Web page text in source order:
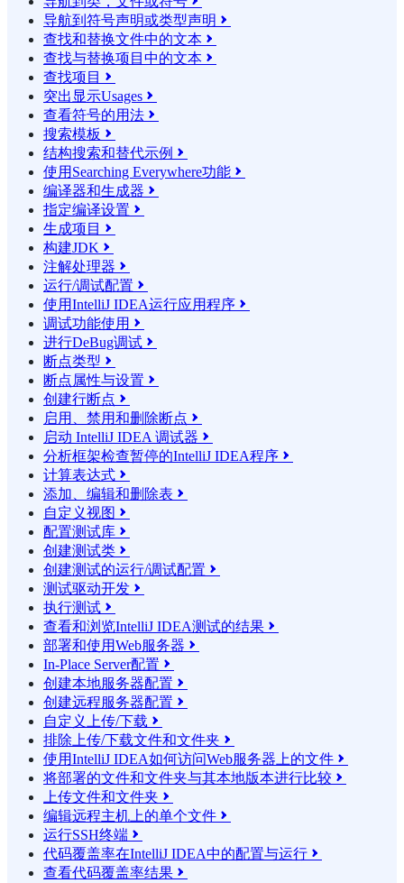
导航到符号声明或类型声明 
查找和替换文件中的文本 
查找与替换项目中的文本 
查找项目 
突出显示Usages 
查看符号的用法 
搜索模板 
结构搜索和替代示例 
使用Searching Everywhere功能 
编译器和生成器 
指定编译设置 
生成项目 
构建JDK 
注解处理器 
运行/调试配置 
使用IntelliJ IDEA运行应用程序 
调试功能使用 
进行DeBug调试 
断点类型 
断点属性与设置 
创建行断点 
启用、禁用和删除断点 
启动 IntelliJ IDEA 调试器 
分析框架检查暂停的IntelliJ IDEA程序 
计算表达式 
添加、编辑和删除表 
自定义视图 
配置测试库 
创建测试类 
创建测试的运行/调试配置 
测试驱动开发 
执行测试 
查看和浏览IntelliJ IDEA测试的结果 
部署和使用Web服务器 
In-Place Server配置 
创建本地服务器配置 
创建远程服务器配置 
自定义上传/下载 
排除上传/下载文件和文件夹 
使用IntelliJ IDEA如何访问Web服务器上的文件 
将部署的文件和文件夹与其本地版本进行比较 
上传文件和文件夹 
编辑远程主机上的单个文件 
运行SSH终端 
代码覆盖率在IntelliJ IDEA中的配置与运行 
查看代码覆盖率结果 